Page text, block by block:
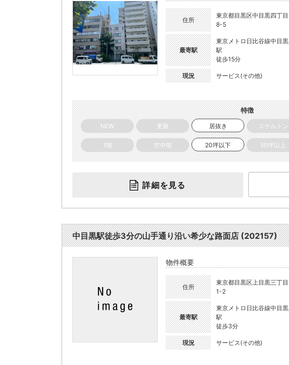
住所
東京都目黒区中目黒四丁目
8-5
最寄駅
東京メトロ日比谷線中目黒
駅
徒歩15分
現況 サービス(その他)
特徴
NEW 更新 居抜き スケルトン
1階 空中階 20坪以下 50坪以上
詳細を見る
中目黒駅徒歩3分の山手通り沿い希少な路面店 (202157)
物件概要
住所
東京都目黒区上目黒三丁目
1-2
最寄駅
東京メトロ日比谷線中目黒
駅
徒歩3分
現況 サービス(その他)